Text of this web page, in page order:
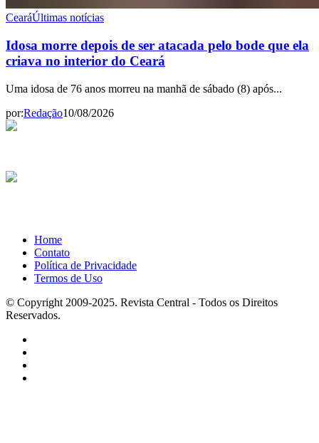
CearáÚltimas notícias
Idosa morre depois de ser atacada pelo bode que ela
criava no interior do Ceará
Uma idosa de 76 anos morreu na manhã de sábado (8) após...
por:Redação10/08/2026
Home
Contato
Política de Privacidade
Termos de Uso
© Copyright 2009-2025. Revista Central - Todos os Direitos
Reservados.